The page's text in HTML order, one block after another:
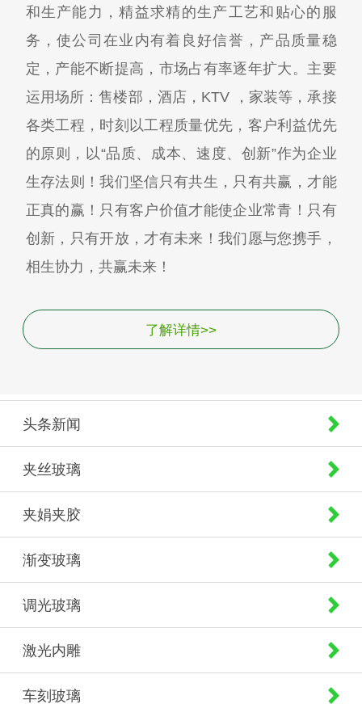
和生产能力，精益求精的生产工艺和贴心的服
务，使公司在业内有着良好信誉，产品质量稳
定，产能不断提高，市场占有率逐年扩大。主要
运用场所：售楼部，酒店，KTV ，家装等，承接
各类工程，时刻以工程质量优先，客户利益优先
的原则，以“品质、成本、速度、创新”作为企业
生存法则！我们坚信只有共生，只有共赢，才能
正真的赢！只有客户价值才能使企业常青！只有
创新，只有开放，才有未来！我们愿与您携手，
相生协力，共赢未来！
了解详情>>
头条新闻
夹丝玻璃
夹娟夹胶
渐变玻璃
调光玻璃
激光内雕
车刻玻璃